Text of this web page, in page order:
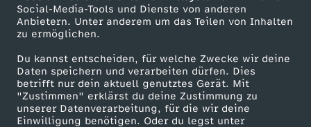
Social-Media-Tools und Dienste von anderen
Anbietern. Unter anderem um das Teilen von Inhalten
zu ermöglichen.
Du kannst entscheiden, für welche Zwecke wir deine
Daten speichern und verarbeiten dürfen. Dies
betrifft nur dein aktuell genutztes Gerät. Mit
"Zustimmen" erklärst du deine Zustimmung zu
unserer Datenverarbeitung, für die wir deine
Einwilligung benötigen. Oder du legst unter
e
i
m
Karriere
ZDF goes Schule
Werbefernsehen
Mainzelmännchen